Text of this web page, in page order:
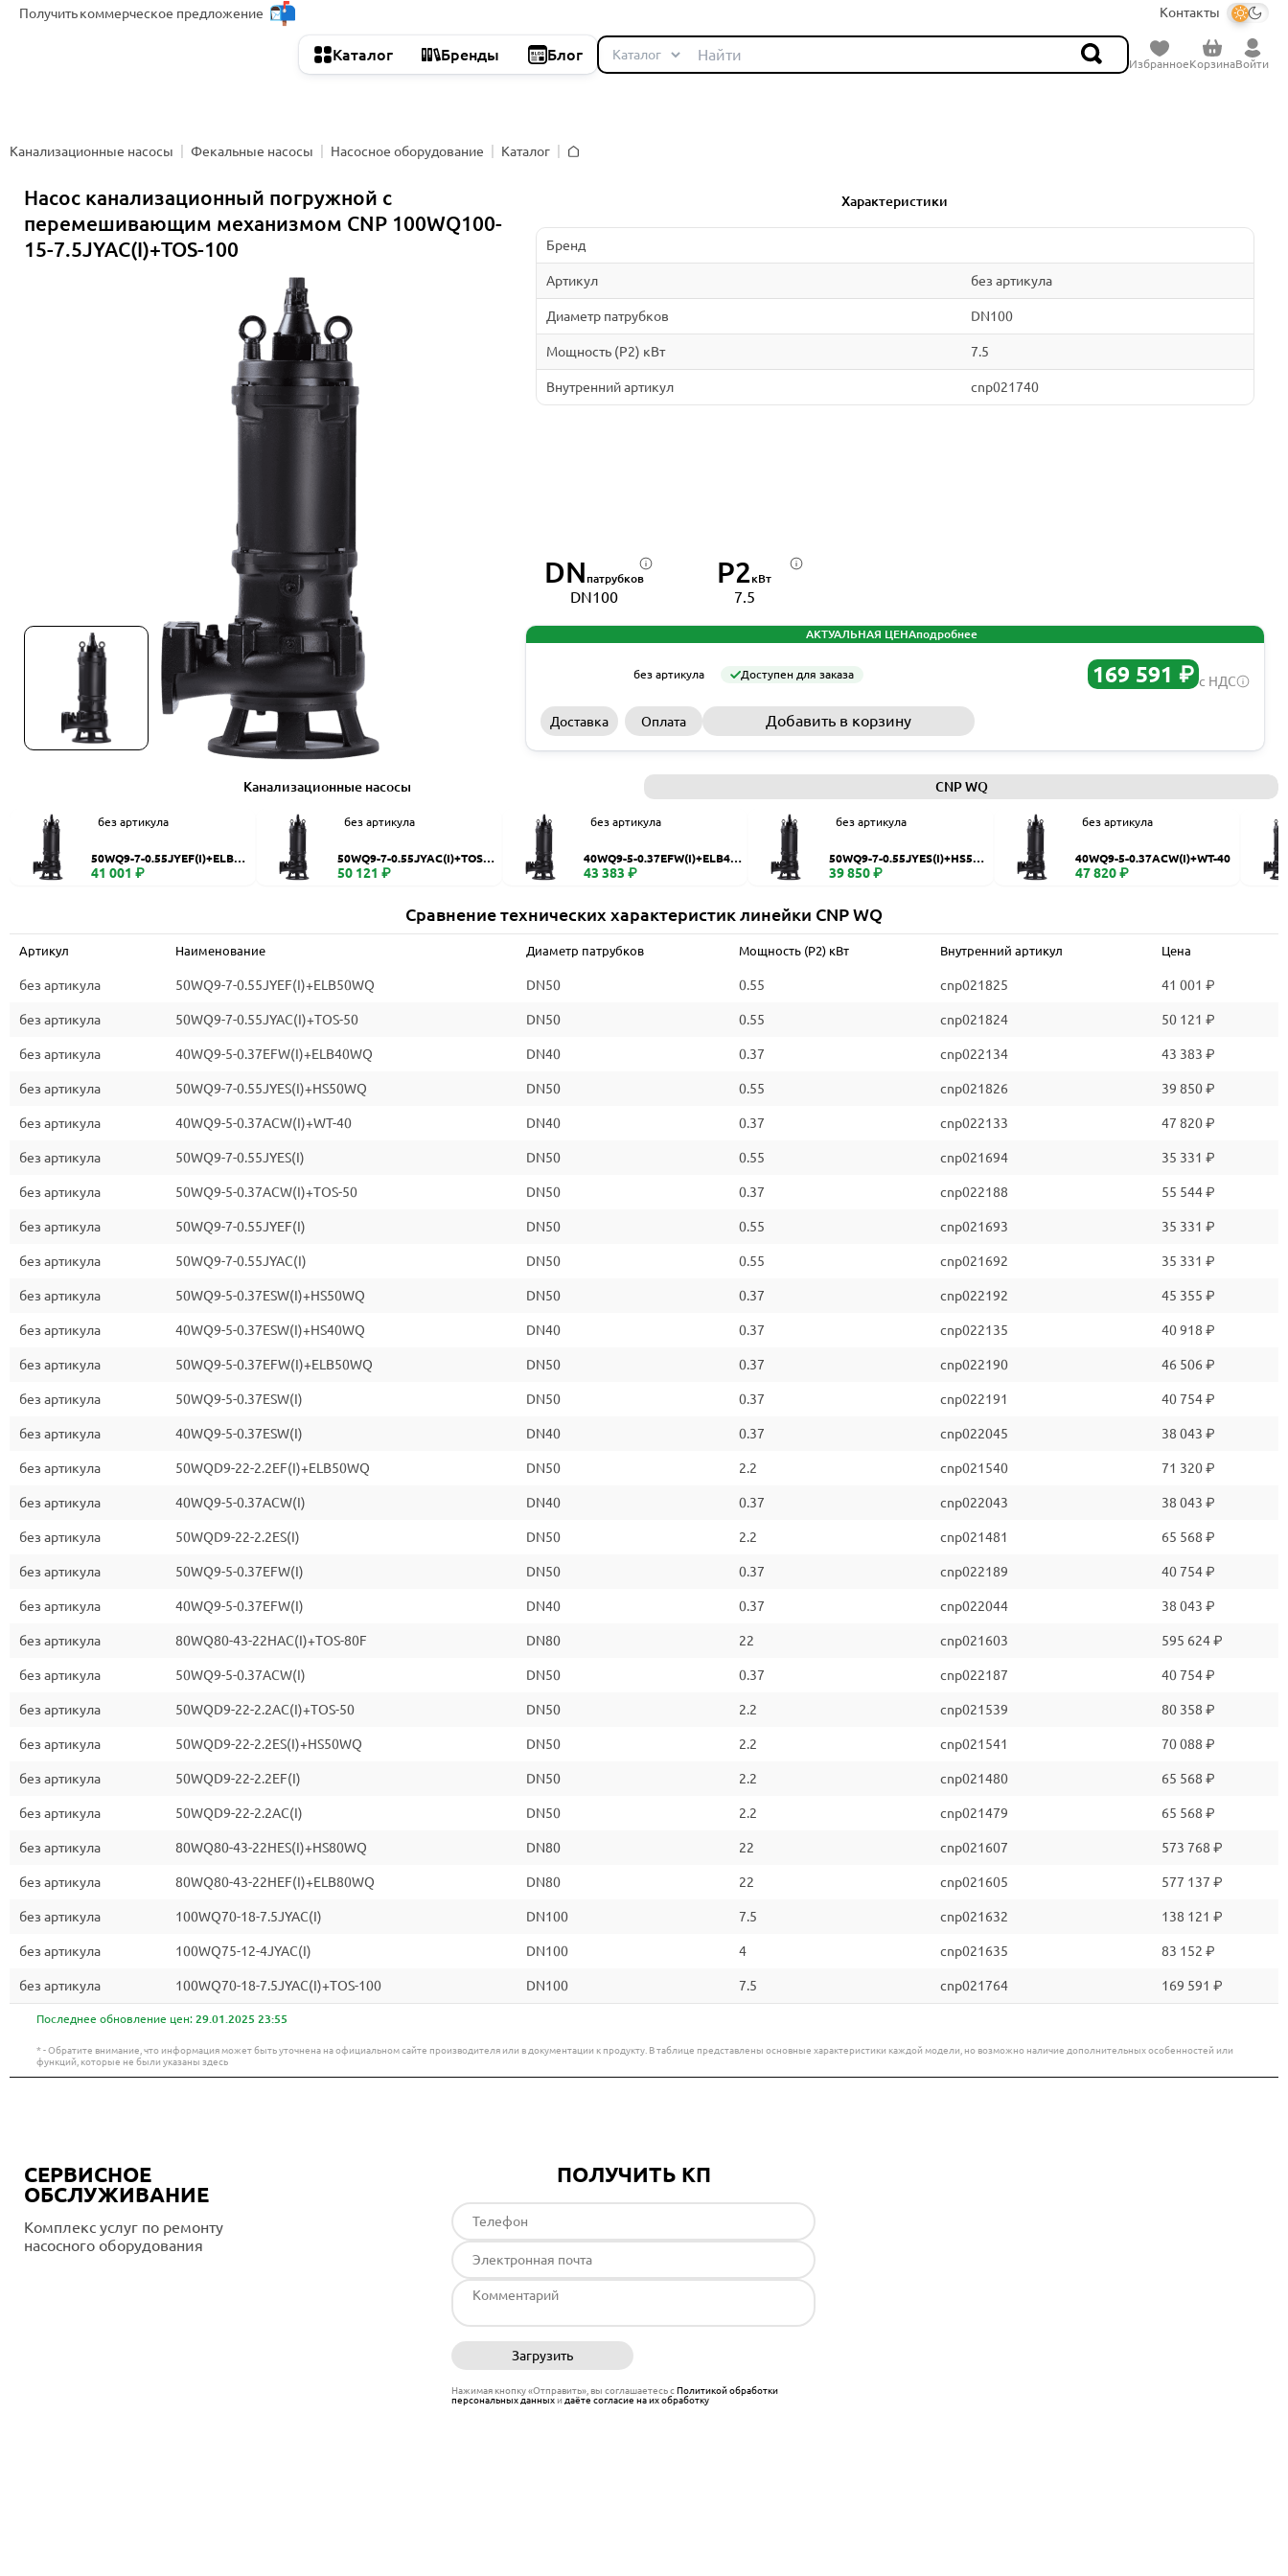
Получитькоммерческое предложение Контакты
Каталог Бренды Блог
ИзбранноеКорзинаВойти
Канализационные насосы Фекальные насосы Насосное оборудование
Каталог
Насос канализационный погружной с
перемешивающим механизмом CNP 100WQ100-
15-7.5JYAC(I)+TOS-100
Характеристики
Бренд
Артикул без артикула
Диаметр патрубков DN100
Мощность (P2) кВт 7.5
Внутренний артикул cnp021740
DN патрубков
DN100
P2кВт
7.5
АКТУАЛЬНАЯ ЦЕНАподробнее
без артикула Доступен для заказа 169 591 ₽ с НДС
Доставка Оплата Добавить в корзину
Канализационные насосы CNP WQ
без артикула
50WQ9-7-0.55JYEF(I)+ELB50
WQ
41 001 ₽
без артикула
50WQ9-7-0.55JYAC(I)+TOS-5
0
50 121 ₽
без артикула
40WQ9-5-0.37EFW(I)+ELB40
WQ
43 383 ₽
без артикула
50WQ9-7-0.55JYES(I)+HS50
WQ
39 850 ₽
без артикула
40WQ9-5-0.37ACW(I)+WT-40
47 820 ₽
Сравнение технических характеристик линейки CNP WQ
Артикул Наименование Диаметр патрубков Мощность (P2) кВт Внутренний артикул Цена
без артикула 50WQ9-7-0.55JYEF(I)+ELB50WQ DN50 0.55 cnp021825 41 001 ₽
без артикула 50WQ9-7-0.55JYAC(I)+TOS-50 DN50 0.55 cnp021824 50 121 ₽
без артикула 40WQ9-5-0.37EFW(I)+ELB40WQ DN40 0.37 cnp022134 43 383 ₽
без артикула 50WQ9-7-0.55JYES(I)+HS50WQ DN50 0.55 cnp021826 39 850 ₽
без артикула 40WQ9-5-0.37ACW(I)+WT-40 DN40 0.37 cnp022133 47 820 ₽
без артикула 50WQ9-7-0.55JYES(I) DN50 0.55 cnp021694 35 331 ₽
без артикула 50WQ9-5-0.37ACW(I)+TOS-50 DN50 0.37 cnp022188 55 544 ₽
без артикула 50WQ9-7-0.55JYEF(I) DN50 0.55 cnp021693 35 331 ₽
без артикула 50WQ9-7-0.55JYAC(I) DN50 0.55 cnp021692 35 331 ₽
без артикула 50WQ9-5-0.37ESW(I)+HS50WQ DN50 0.37 cnp022192 45 355 ₽
без артикула 40WQ9-5-0.37ESW(I)+HS40WQ DN40 0.37 cnp022135 40 918 ₽
без артикула 50WQ9-5-0.37EFW(I)+ELB50WQ DN50 0.37 cnp022190 46 506 ₽
без артикула 50WQ9-5-0.37ESW(I) DN50 0.37 cnp022191 40 754 ₽
без артикула 40WQ9-5-0.37ESW(I) DN40 0.37 cnp022045 38 043 ₽
без артикула 50WQD9-22-2.2EF(I)+ELB50WQ DN50 2.2 cnp021540 71 320 ₽
без артикула 40WQ9-5-0.37ACW(I) DN40 0.37 cnp022043 38 043 ₽
без артикула 50WQD9-22-2.2ES(I) DN50 2.2 cnp021481 65 568 ₽
без артикула 50WQ9-5-0.37EFW(I) DN50 0.37 cnp022189 40 754 ₽
без артикула 40WQ9-5-0.37EFW(I) DN40 0.37 cnp022044 38 043 ₽
без артикула 80WQ80-43-22HAC(I)+TOS-80F DN80 22 cnp021603 595 624 ₽
без артикула 50WQ9-5-0.37ACW(I) DN50 0.37 cnp022187 40 754 ₽
без артикула 50WQD9-22-2.2AC(I)+TOS-50 DN50 2.2 cnp021539 80 358 ₽
без артикула 50WQD9-22-2.2ES(I)+HS50WQ DN50 2.2 cnp021541 70 088 ₽
без артикула 50WQD9-22-2.2EF(I) DN50 2.2 cnp021480 65 568 ₽
без артикула 50WQD9-22-2.2AC(I) DN50 2.2 cnp021479 65 568 ₽
без артикула 80WQ80-43-22HES(I)+HS80WQ DN80 22 cnp021607 573 768 ₽
без артикула 80WQ80-43-22HEF(I)+ELB80WQ DN80 22 cnp021605 577 137 ₽
без артикула 100WQ70-18-7.5JYAC(I) DN100 7.5 cnp021632 138 121 ₽
без артикула 100WQ75-12-4JYAC(I) DN100 4 cnp021635 83 152 ₽
без артикула 100WQ70-18-7.5JYAC(I)+TOS-100 DN100 7.5 cnp021764 169 591 ₽
Последнее обновление цен: 29.01.2025 23:55
* - Обратите внимание, что информация может быть уточнена на официальном сайте производителя или в документации к продукту. В таблице представлены основные характеристики каждой модели, но возможно наличие дополнительных особенностей или
функций, которые не были указаны здесь
СЕРВИСНОЕ
ОБСЛУЖИВАНИЕ
Комплекс услуг по ремонту
насосного оборудования
ПОЛУЧИТЬ КП
Загрузить
Нажимая кнопку «Отправить», вы соглашаетесь сПолитикой обработки
персональных данныхи даёте согласие на их обработку